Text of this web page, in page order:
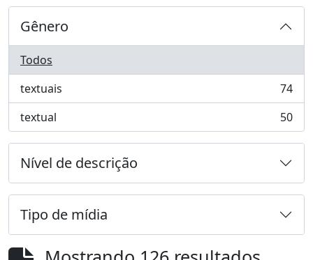
Gênero
Todos
textuais
, 74 resultados
74
textual
, 50 resultados 50
Nível de descrição
Tipo de mídia